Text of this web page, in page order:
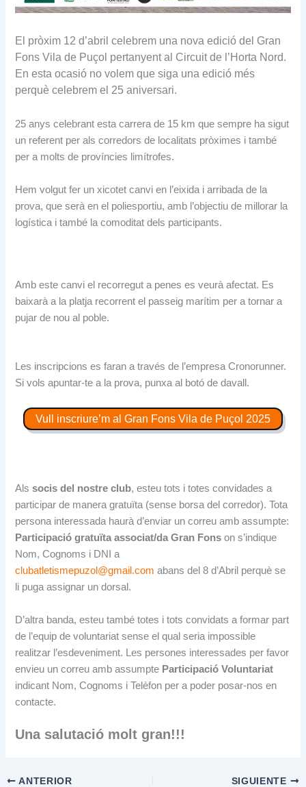
El pròxim 12 d’abril celebrem una nova edició del Gran
Fons Vila de Puçol pertanyent al Circuit de l’Horta Nord.
En esta ocasió no volem que siga una edició més
perquè celebrem el 25 aniversari.
25 anys celebrant esta carrera de 15 km que sempre ha sigut
un referent per als corredors de localitats pròximes i també
per a molts de províncies limítrofes.
Hem volgut fer un xicotet canvi en l’eixida i arribada de la
prova, que serà en el poliesportiu, amb l’objectiu de millorar la
logística i també la comoditat dels participants.
Amb este canvi el recorregut a penes es veurà afectat. Es
baixarà a la platja recorrent el passeig marítim per a tornar a
pujar de nou al poble.
Les inscripcions es faran a través de l’empresa Cronorunner.
Si vols apuntar-te a la prova, punxa al botó de davall.
Vull inscriure’m al Gran Fons Vila de Puçol 2025
Alssocis del nostre club, esteu tots i totes convidades a
participar de manera gratuïta (sense borsa del corredor). Tota
persona interessada haurà d’enviar un correu amb assumpte:
Participació gratuïta associat/da Gran Fons on s’indique
Nom, Cognoms i DNI a
clubatletismepuzol@gmail.comabans del 8 d’Abril perquè se
li puga assignar un dorsal.
D’altra banda, esteu també totes i tots convidats a formar part
de l’equip de voluntariat sense el qual seria impossible
realitzar l’esdeveniment. Les persones interessades per favor
envieu un correu amb assumpte Participació Voluntariat
indicant Nom, Cognoms i Telèfon per a poder posar-nos en
contacte.
Una salutació molt gran!!!
ANTERIOR SIGUIENTE